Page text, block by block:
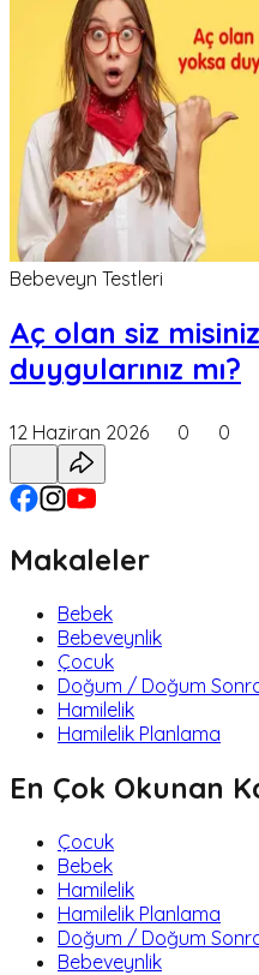
Bebeveyn Testleri
Aç olan siz
duygularınız mı?
12 Haziran 2026 0 0
Makaleler
Bebek
Bebeveynlik
Çocuk
Doğum / Doğum
Hamilelik
Hamilelik Planlama
En Çok Okunan
Çocuk
Bebek
Hamilelik
Hamilelik Planlama
Doğum / Doğum
Bebeveynlik